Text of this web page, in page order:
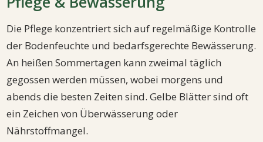
Die Pflege konzentriert sich auf regelmäßige Kontrolle
der Bodenfeuchte und bedarfsgerechte Bewässerung.
An heißen Sommertagen kann zweimal täglich
gegossen werden müssen, wobei morgens und
abends die besten Zeiten sind. Gelbe Blätter sind oft
ein Zeichen von Überwässerung oder
Nährstoffmangel.